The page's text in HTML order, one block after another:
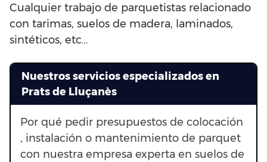
Cualquier trabajo de parquetistas relacionado
con tarimas, suelos de madera, laminados,
sintéticos, etc…
Nuestros servicios especializados en
Prats de Lluçanès
Por qué pedir presupuestos de colocación
, instalación o mantenimiento de parquet
con nuestra empresa experta en suelos de